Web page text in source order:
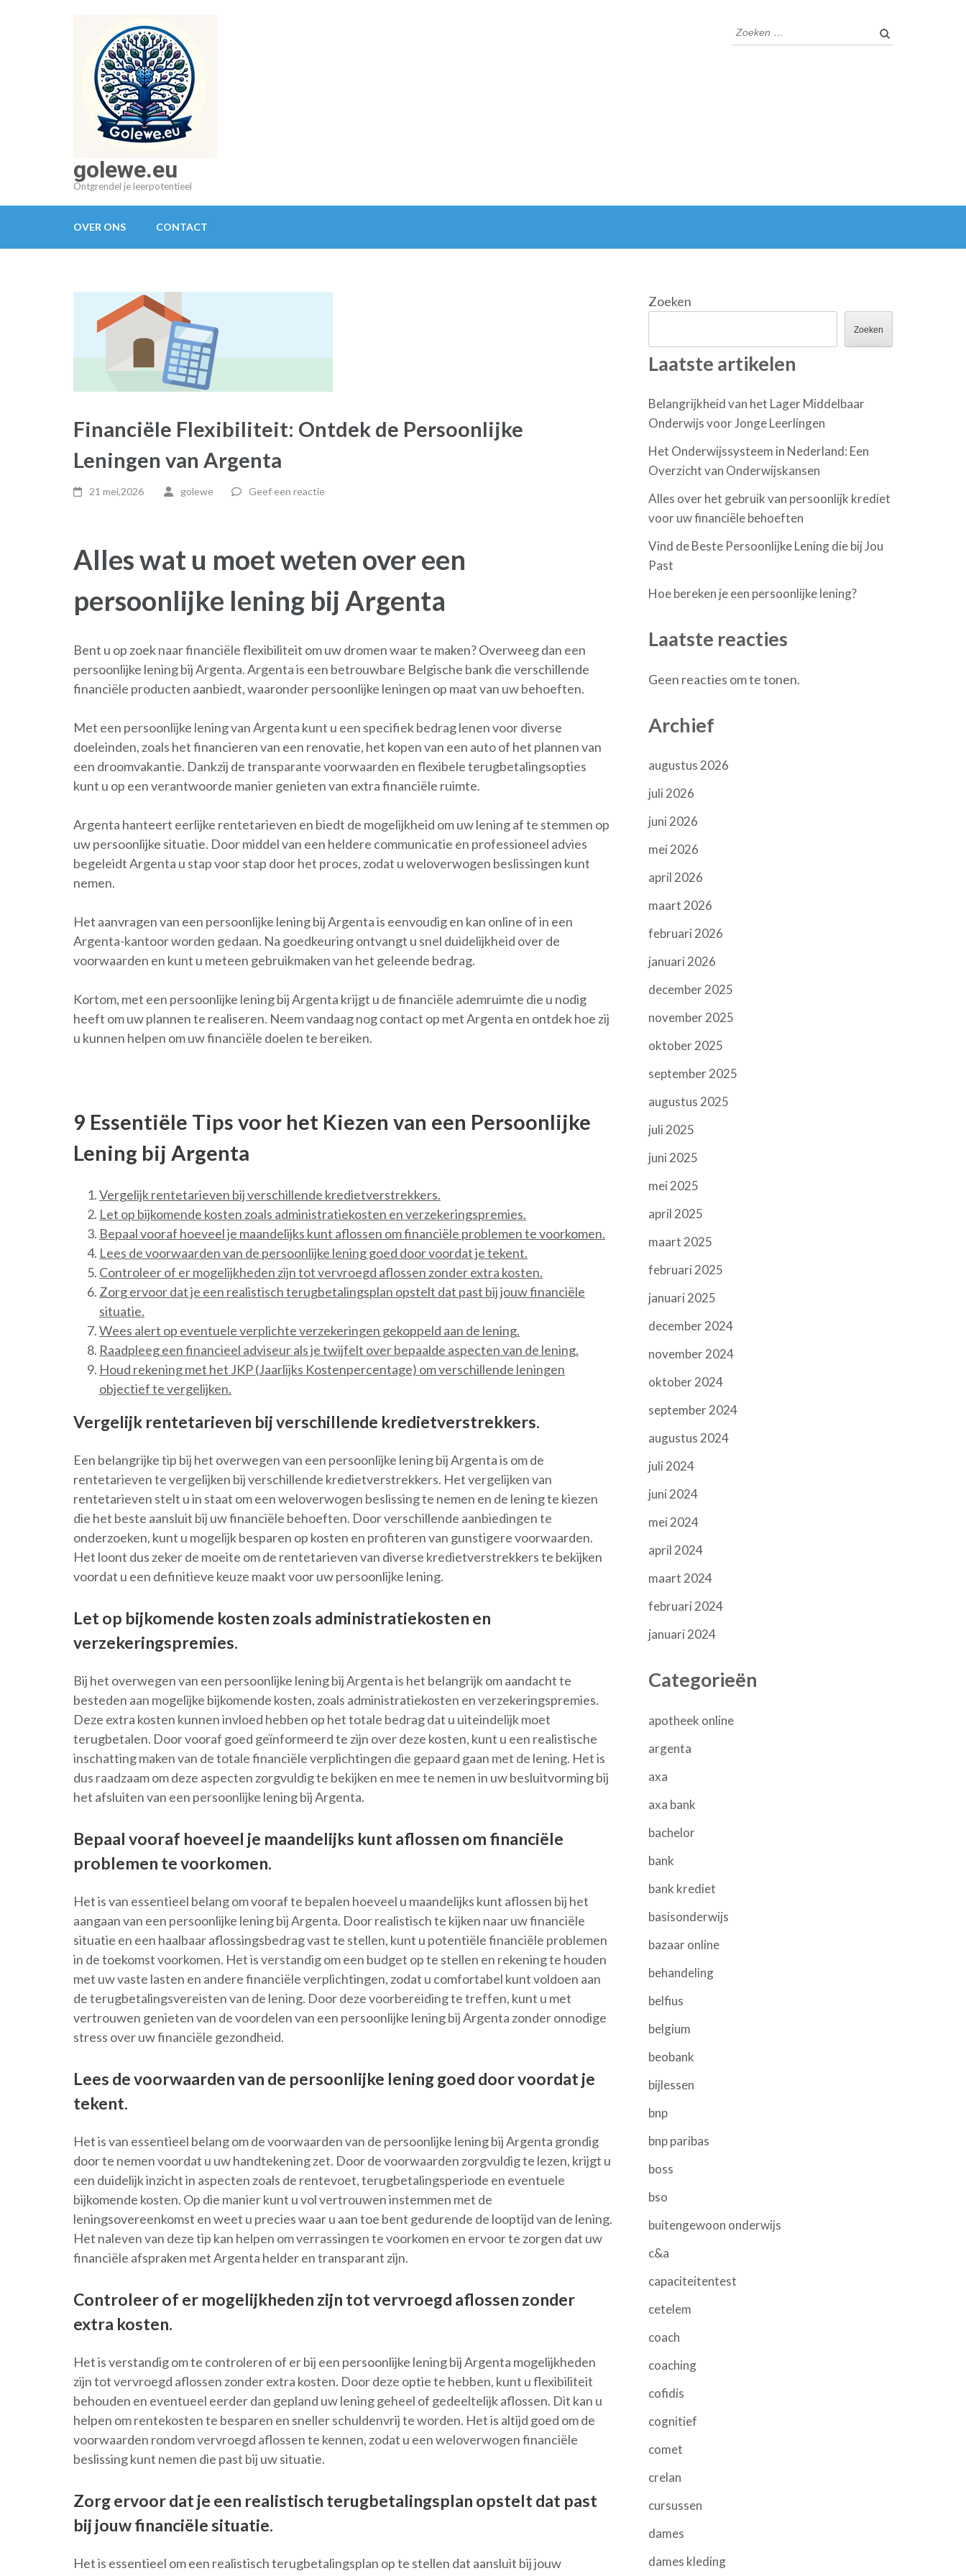
golewe.eu
Ontgrendel je leerpotentieel
Zoeken
naar:
OVER ONS CONTACT
Financiële Flexibiliteit: Ontdek de Persoonlijke
Leningen van Argenta
21 mei,2026 golewe Geef een reactie
Alles wat u moet weten over een
persoonlijke lening bij Argenta
Bent u op zoek naar financiële flexibiliteit om uw dromen waar te maken? Overweeg dan een
persoonlijke lening bij Argenta. Argenta is een betrouwbare Belgische bank die verschillende
financiële producten aanbiedt, waaronder persoonlijke leningen op maat van uw behoeften.
Met een persoonlijke lening van Argenta kunt u een specifiek bedrag lenen voor diverse
doeleinden, zoals het financieren van een renovatie, het kopen van een auto of het plannen van
een droomvakantie. Dankzij de transparante voorwaarden en flexibele terugbetalingsopties
kunt u op een verantwoorde manier genieten van extra financiële ruimte.
Argenta hanteert eerlijke rentetarieven en biedt de mogelijkheid om uw lening af te stemmen op
uw persoonlijke situatie. Door middel van een heldere communicatie en professioneel advies
begeleidt Argenta u stap voor stap door het proces, zodat u weloverwogen beslissingen kunt
nemen.
Het aanvragen van een persoonlijke lening bij Argenta is eenvoudig en kan online of in een
Argenta-kantoor worden gedaan. Na goedkeuring ontvangt u snel duidelijkheid over de
voorwaarden en kunt u meteen gebruikmaken van het geleende bedrag.
Kortom, met een persoonlijke lening bij Argenta krijgt u de financiële ademruimte die u nodig
heeft om uw plannen te realiseren. Neem vandaag nog contact op met Argenta en ontdek hoe zij
u kunnen helpen om uw financiële doelen te bereiken.
9 Essentiële Tips voor het Kiezen van een Persoonlijke
Lening bij Argenta
Vergelijk rentetarieven bij verschillende kredietverstrekkers.
Let op bijkomende kosten zoals administratiekosten en verzekeringspremies.
Bepaal vooraf hoeveel je maandelijks kunt aflossen om financiële problemen te voorkomen.
Lees de voorwaarden van de persoonlijke lening goed door voordat je tekent.
Controleer of er mogelijkheden zijn tot vervroegd aflossen zonder extra kosten.
Zorg ervoor dat je een realistisch terugbetalingsplan opstelt dat past bij jouw financiële
situatie.
Wees alert op eventuele verplichte verzekeringen gekoppeld aan de lening.
Raadpleeg een financieel adviseur als je twijfelt over bepaalde aspecten van de lening.
Houd rekening met het JKP (Jaarlijks Kostenpercentage) om verschillende leningen
objectief te vergelijken.
Vergelijk rentetarieven bij verschillende kredietverstrekkers.
Een belangrijke tip bij het overwegen van een persoonlijke lening bij Argenta is om de
rentetarieven te vergelijken bij verschillende kredietverstrekkers. Het vergelijken van
rentetarieven stelt u in staat om een weloverwogen beslissing te nemen en de lening te kiezen
die het beste aansluit bij uw financiële behoeften. Door verschillende aanbiedingen te
onderzoeken, kunt u mogelijk besparen op kosten en profiteren van gunstigere voorwaarden.
Het loont dus zeker de moeite om de rentetarieven van diverse kredietverstrekkers te bekijken
voordat u een definitieve keuze maakt voor uw persoonlijke lening.
Let op bijkomende kosten zoals administratiekosten en
verzekeringspremies.
Bij het overwegen van een persoonlijke lening bij Argenta is het belangrijk om aandacht te
besteden aan mogelijke bijkomende kosten, zoals administratiekosten en verzekeringspremies.
Deze extra kosten kunnen invloed hebben op het totale bedrag dat u uiteindelijk moet
terugbetalen. Door vooraf goed geïnformeerd te zijn over deze kosten, kunt u een realistische
inschatting maken van de totale financiële verplichtingen die gepaard gaan met de lening. Het is
dus raadzaam om deze aspecten zorgvuldig te bekijken en mee te nemen in uw besluitvorming bij
het afsluiten van een persoonlijke lening bij Argenta.
Bepaal vooraf hoeveel je maandelijks kunt aflossen om financiële
problemen te voorkomen.
Het is van essentieel belang om vooraf te bepalen hoeveel u maandelijks kunt aflossen bij het
aangaan van een persoonlijke lening bij Argenta. Door realistisch te kijken naar uw financiële
situatie en een haalbaar aflossingsbedrag vast te stellen, kunt u potentiële financiële problemen
in de toekomst voorkomen. Het is verstandig om een budget op te stellen en rekening te houden
met uw vaste lasten en andere financiële verplichtingen, zodat u comfortabel kunt voldoen aan
de terugbetalingsvereisten van de lening. Door deze voorbereiding te treffen, kunt u met
vertrouwen genieten van de voordelen van een persoonlijke lening bij Argenta zonder onnodige
stress over uw financiële gezondheid.
Lees de voorwaarden van de persoonlijke lening goed door voordat je
tekent.
Het is van essentieel belang om de voorwaarden van de persoonlijke lening bij Argenta grondig
door te nemen voordat u uw handtekening zet. Door de voorwaarden zorgvuldig te lezen, krijgt u
een duidelijk inzicht in aspecten zoals de rentevoet, terugbetalingsperiode en eventuele
bijkomende kosten. Op die manier kunt u vol vertrouwen instemmen met de
leningsovereenkomst en weet u precies waar u aan toe bent gedurende de looptijd van de lening.
Het naleven van deze tip kan helpen om verrassingen te voorkomen en ervoor te zorgen dat uw
financiële afspraken met Argenta helder en transparant zijn.
Controleer of er mogelijkheden zijn tot vervroegd aflossen zonder
extra kosten.
Het is verstandig om te controleren of er bij een persoonlijke lening bij Argenta mogelijkheden
zijn tot vervroegd aflossen zonder extra kosten. Door deze optie te hebben, kunt u flexibiliteit
behouden en eventueel eerder dan gepland uw lening geheel of gedeeltelijk aflossen. Dit kan u
helpen om rentekosten te besparen en sneller schuldenvrij te worden. Het is altijd goed om de
voorwaarden rondom vervroegd aflossen te kennen, zodat u een weloverwogen financiële
beslissing kunt nemen die past bij uw situatie.
Zorg ervoor dat je een realistisch terugbetalingsplan opstelt dat past
bij jouw financiële situatie.
Het is essentieel om een realistisch terugbetalingsplan op te stellen dat aansluit bij jouw
Zoeken
Zoeken
Laatste artikelen
Belangrijkheid van het Lager Middelbaar
Onderwijs voor Jonge Leerlingen
Het Onderwijssysteem in Nederland: Een
Overzicht van Onderwijskansen
Alles over het gebruik van persoonlijk krediet
voor uw financiële behoeften
Vind de Beste Persoonlijke Lening die bij Jou
Past
Hoe bereken je een persoonlijke lening?
Laatste reacties
Geen reacties om te tonen.
Archief
augustus 2026
juli 2026
juni 2026
mei 2026
april 2026
maart 2026
februari 2026
januari 2026
december 2025
november 2025
oktober 2025
september 2025
augustus 2025
juli 2025
juni 2025
mei 2025
april 2025
maart 2025
februari 2025
januari 2025
december 2024
november 2024
oktober 2024
september 2024
augustus 2024
juli 2024
juni 2024
mei 2024
april 2024
maart 2024
februari 2024
januari 2024
Categorieën
apotheek online
argenta
axa
axa bank
bachelor
bank
bank krediet
basisonderwijs
bazaar online
behandeling
belfius
belgium
beobank
bijlessen
bnp
bnp paribas
boss
bso
buitengewoon onderwijs
c&a
capaciteitentest
cetelem
coach
coaching
cofidis
cognitief
comet
crelan
cursussen
dames
dames kleding